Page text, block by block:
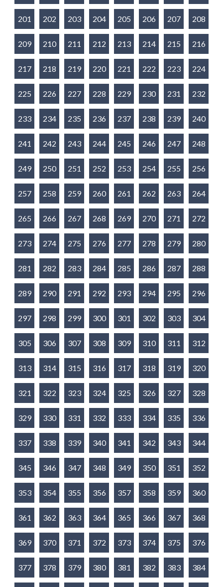
201 202 203 204 205 206 207 208
209 210 211 212 213 214 215 216
217 218 219 220 221 222 223 224
225 226 227 228 229 230 231 232
233 234 235 236 237 238 239 240
241 242 243 244 245 246 247 248
249 250 251 252 253 254 255 256
257 258 259 260 261 262 263 264
265 266 267 268 269 270 271 272
273 274 275 276 277 278 279 280
281 282 283 284 285 286 287 288
289 290 291 292 293 294 295 296
297 298 299 300 301 302 303 304
305 306 307 308 309 310 311 312
313 314 315 316 317 318 319 320
321 322 323 324 325 326 327 328
329 330 331 332 333 334 335 336
337 338 339 340 341 342 343 344
345 346 347 348 349 350 351 352
353 354 355 356 357 358 359 360
361 362 363 364 365 366 367 368
369 370 371 372 373 374 375 376
377 378 379 380 381 382 383 384